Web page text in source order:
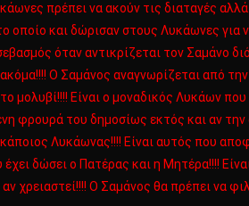
πρέπει να ακούν τις διαταγές
οποίο και δώρισαν στους Λυκάωνες για
όταν αντικρίζεται τον Σαμάνο
ακόμα!!!! Ο Σαμάνος αναγνωρίζεται από
μολυβί!!!! Είναι ο μοναδικός Λυκάων
φρουρά του δημοσίως εκτός και αν την
κάποιος Λυκάωνας!!!! Είναι αυτός που
δώσει ο Πατέρας και η Μητέρα!!!!
χρειαστεί!!!! Ο Σαμάνος θα πρέπει να